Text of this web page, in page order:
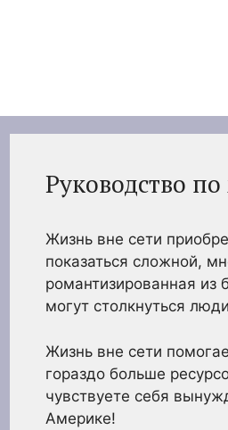
Руководство
Жизнь вне сети
показаться сложной,
романтизированная из
могут столкнуться
Жизнь вне сети
гораздо больше
чувствуете себя
Америке!